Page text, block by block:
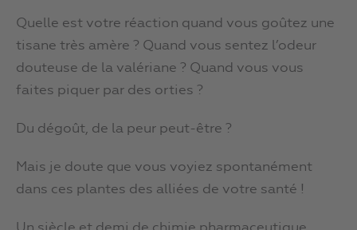
Quelle est votre réaction quand vous goûtez une
tisane très amère ? Quand vous sentez l’odeur
douteuse de la valériane ? Quand vous vous
faites piquer par des orties ?
Du dégoût, de la peur peut-être ?
Mais je doute que vous voyiez spontanément
dans ces plantes des alliées de votre santé !